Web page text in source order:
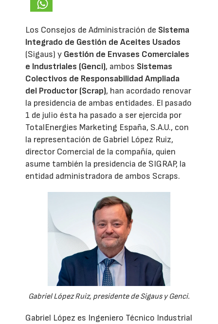
Los Consejos de Administración de Sistema
Integrado de Gestión de Aceites Usados
(Sigaus) y Gestión de Envases Comerciales
e Industriales (Genci), ambos Sistemas
Colectivos de Responsabilidad Ampliada
del Productor (Scrap), han acordado renovar
la presidencia de ambas entidades. El pasado
1 de julio ésta ha pasado a ser ejercida por
TotalEnergies Marketing España, S.A.U., con
la representación de Gabriel López Ruiz,
director Comercial de la compañía, quien
asume también la presidencia de SIGRAP, la
entidad administradora de ambos Scraps.
Gabriel López Ruiz, presidente de Sigaus y Genci.
Gabriel López es Ingeniero Técnico Industrial